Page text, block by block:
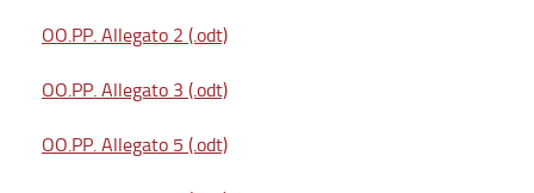
OO.PP. Allegato 2 (.odt)
OO.PP. Allegato 3 (.odt)
OO.PP. Allegato 5 (.odt)